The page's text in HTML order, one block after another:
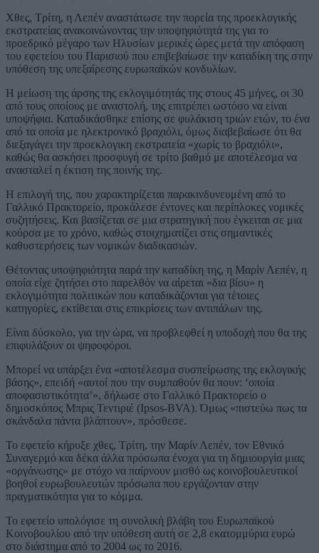
Χθες, Τρίτη, η Λεπέν αναστάτωσε την πορεία της προεκλογικής
εκστρατείας ανακοινώνοντας την υποψηφιότητά της για το
προεδρικό μέγαρο των Ηλυσίων μερικές ώρες μετά την απόφαση
του εφετείου του Παρισιού που επιβεβαίωσε την καταδίκη της στην
υπόθεση της υπεξαίρεσης ευρωπαϊκών κονδυλίων.
Η μείωση της άρσης της εκλογιμότητάς της στους 45 μήνες, οι 30
από τους οποίους με αναστολή, της επιτρέπει ωστόσο να είναι
υποψήφια. Καταδικάσθηκε επίσης σε φυλάκιση τριών ετών, το ένα
από τα οποία με ηλεκτρονικό βραχιόλι, όμως διαβεβαίωσε ότι θα
διεξαγάγει την προεκλογικη εκστρατεία «χωρίς το βραχιόλι»,
καθώς θα ασκήσει προσφυγή σε τρίτο βαθμό με αποτέλεσμα να
ανασταλεί η έκτιση της ποινής της.
Η επιλογή της, που χαρακτηρίζεται παρακινδυνευμένη από το
Γαλλικό Πρακτορείο, προκάλεσε έντονες και περίπλοκες νομικές
συζητήσεις. Και βασίζεται σε μια στρατηγική που έγκειται σε μια
κούρσα με το χρόνο, καθώς στοιχηματίζει στις σημαντικές
καθυστερήσεις των νομικών διαδικασιών.
Θέτοντας υποψηφιότητα παρά την καταδίκη της, η Μαρίν Λεπέν, η
οποία είχε ζητήσει στο παρελθόν να αίρεται «δια βίου» η
εκλογιμότητα πολιτικών που καταδικάζονται για τέτοιες
κατηγορίες, εκτίθεται στις επικρίσεις των αντιπάλων της.
Είναι δύσκολο, για την ώρα, να προβλεφθεί η υποδοχή που θα της
επιφυλάξουν οι ψηφοφόροι.
Μπορεί να υπάρξει ένα «αποτέλεσμα συσπείρωσης της εκλογικής
βάσης», επειδή «αυτοί που την συμπαθούν θα πουν: ‘οποία
αποφασιστικότητα’», δήλωσε στο Γαλλικό Πρακτορείο ο
δημοσκόπος Μπρις Τεντιριέ (Ipsos-BVA). Όμως «πιστεύω πως τα
σκάνδαλα πάντα βλάπτουν», πρόσθεσε.
Το εφετείο κήρυξε χθες, Τρίτη, την Μαρίν Λεπέν, τον Εθνικό
Συναγερμό και δέκα άλλα πρόσωπα ένοχα για τη δημιουργία μιας
«οργάνωσης» με στόχο να παίρνουν μισθό ως κοινοβουλευτικοί
βοηθοί ευρωβουλευτών πρόσωπα που εργάζονταν στην
πραγματικότητα για το κόμμα.
Το εφετείο υπολόγισε τη συνολική βλάβη του Ευρωπαϊκού
Κοινοβουλίου από την υπόθεση αυτή σε 2,8 εκατομμύρια ευρώ
στο διάστημα από το 2004 ως το 2016.